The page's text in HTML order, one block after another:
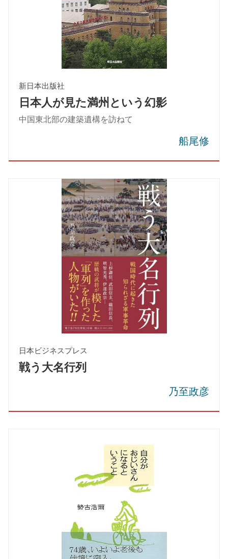
新日本出版社
日本人が見た満州という幻影
中国東北部の建築遺構を訪ねて
船尾修
日本ビジネスプレス
戦う大名行列
乃至政彦